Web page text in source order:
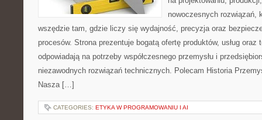
nowoczesnych rozwiązań,
wszędzie tam, gdzie liczy się wydajność, precyzja oraz
procesów. Strona prezentuje bogatą ofertę produktów, usług oraz
odpowiadają na potrzeby współczesnego przemysłu i
niezawodnych rozwiązań technicznych. Polecam Historia
Nasza […]
CATEGORIES: ETYKA W PROGRAMOWANIU I AI